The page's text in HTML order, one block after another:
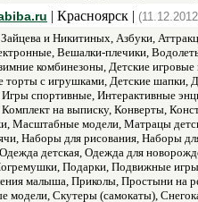
| Красноярск |
и Никитиных, Азбуки,
Вешалки-плечики,
комбинезоны, Детские
торты с игрушками, Детские
спортивные, Интерактивные
Комплект на выписку, Конверты,
Масштабные модели, Матрацы
Наборы для рисования, Наборы
детская, Одежда для
Подарки, Подвижные
малыша, Приколы, Простыни
Скутеры (самокаты),